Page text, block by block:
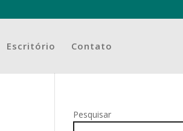
Escritório Contato
Pesquisar